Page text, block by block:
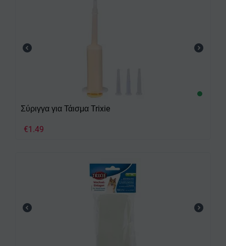
Σύριγγα για Τάισμα Trixie
€1.49